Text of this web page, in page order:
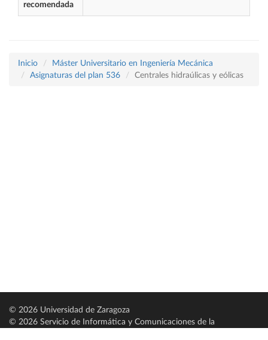
recomendada
Inicio
Máster Universitario en Ingeniería Mecánica
Asignaturas del plan 536
Centrales hidraúlicas y eólicas
© 2026 Universidad de Zaragoza
© 2026 Servicio de Informática y Comunicaciones de la